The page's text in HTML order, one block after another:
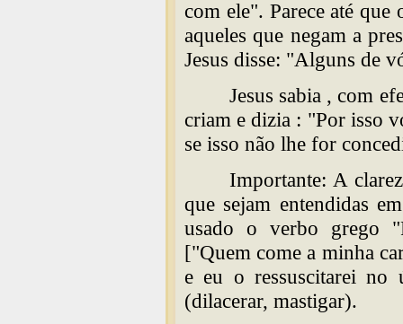
com ele". Parece até
aqueles que negam a
Jesus disse: "Alguns de
Jesus sabia , com
criam e dizia : "Por isso
se isso não lhe for
Importante: A
que sejam entendidas
usado o verbo grego
["Quem come a minha
e eu o ressuscitarei
(dilacerar, mastigar).